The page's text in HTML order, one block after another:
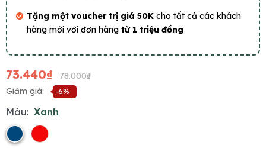
Tặng một voucher trị giá 50K cho tất cả các khách
hàng mới với đơn hàng từ 1 triệu đồng
73.440₫
78.000₫
Giảm giá:
-6%
Màu: Xanh